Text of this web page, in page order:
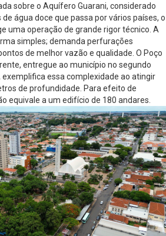
sobre o Aquífero Guarani, considerado
água doce que passa por vários países, o
uma operação de grande rigor técnico. A
simples; demanda perfurações
de melhor vazão e qualidade. O Poço
entregue ao município no segundo
essa complexidade ao atingir
de profundidade. Para efeito de
equivale a um edifício de 180 andares.